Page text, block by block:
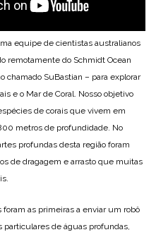
equipe de cientistas australianos
remotamente do Schmidt Ocean
chamado SuBastian – para explorar
e o Mar de Coral. Nosso objetivo
de corais que vivem em
metros de profundidade. No
profundas desta região foram
de dragagem e arrasto que muitas
foram as primeiras a enviar um robô
particulares de águas profundas,